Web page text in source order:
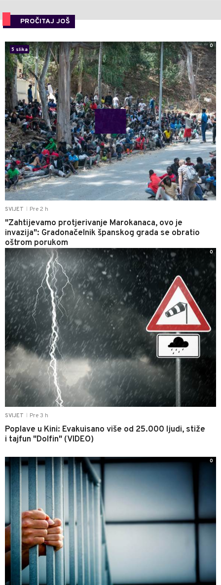
PROČITAJ JOŠ
SVIJET Pre 2 h
"Zahtijevamo protjerivanje Marokanaca, ovo je
invazija": Gradonačelnik španskog grada se obratio
oštrom porukom
5 slika
0
SVIJET Pre 3 h
Poplave u Kini: Evakuisano više od 25.000 ljudi, stiže
i tajfun "Dolfin" (VIDEO)
0
0